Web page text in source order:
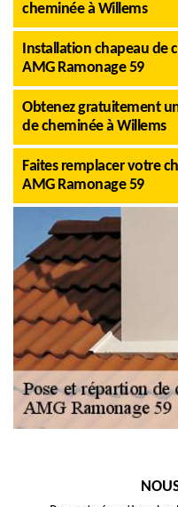
cheminée à Willems
Installation chapeau de
AMG Ramonage 59
Obtenez gratuitement
de cheminée à Willems
Faites remplacer votre
AMG Ramonage 59